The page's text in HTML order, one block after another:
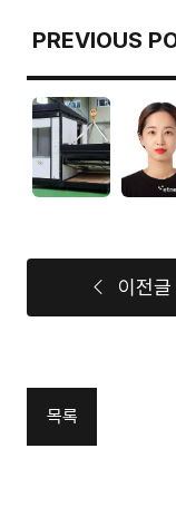
PREVIOUS
이전글
목록